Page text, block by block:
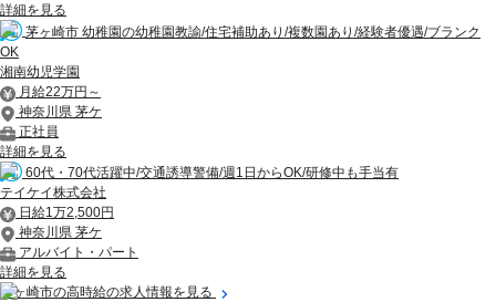
詳細を見る
茅ヶ崎市 幼稚園の幼稚園教諭/住宅補助あり/複数園あり/経験者優遇/ブランク
OK
湘南幼児学園
月給22万円～
神奈川県 茅ケ
正社員
詳細を見る
60代・70代活躍中/交通誘導警備/週1日からOK/研修中も手当有
テイケイ株式会社
日給1万2,500円
神奈川県 茅ケ
アルバイト・パート
詳細を見る
茅ヶ崎市の高時給の求人情報を見る